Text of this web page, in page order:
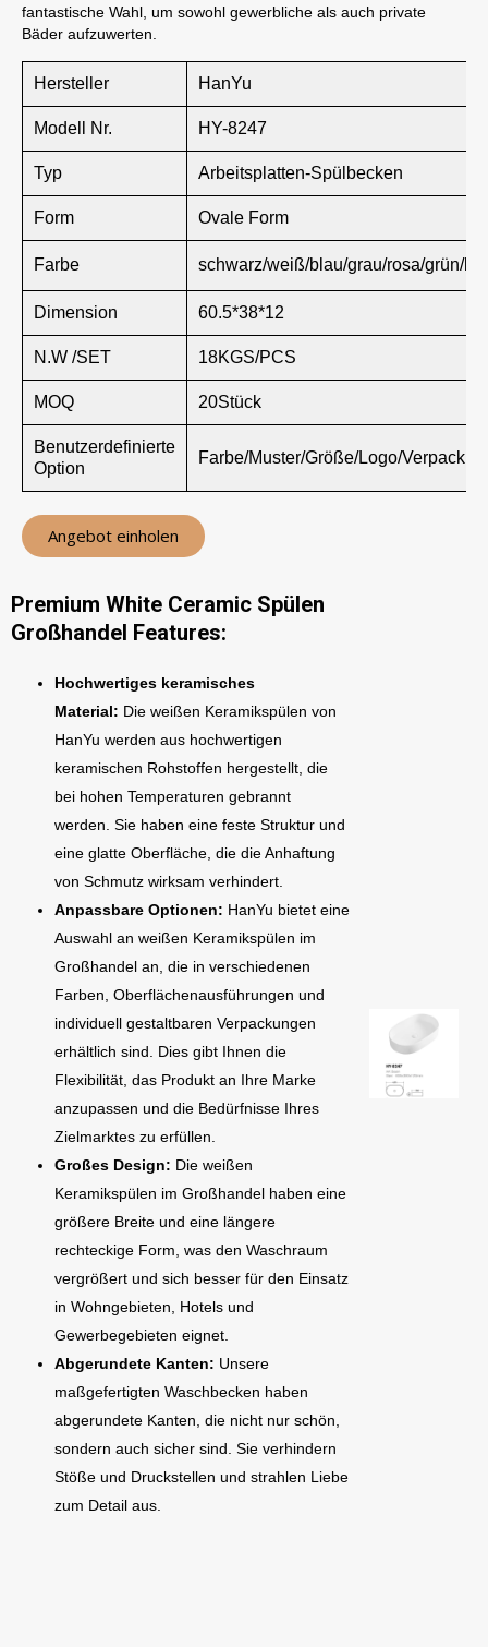
fantastische Wahl, um sowohl gewerbliche als auch private
Bäder aufzuwerten.
Hersteller HanYu
Modell Nr. HY-8247
Typ Arbeitsplatten-Spülbecken
Form Ovale Form
Farbe schwarz/weiß/blau/grau/rosa/grün/
Dimension 60.5*38*12
N.W /SET 18KGS/PCS
MOQ 20Stück
Benutzerdefinierte
Option
Farbe/Muster/Größe/Logo/
Angebot einholen
Premium White Ceramic Spülen
Großhandel Features:
Hochwertiges keramisches
Material: Die weißen Keramikspülen von
HanYu werden aus hochwertigen
keramischen Rohstoffen hergestellt, die
bei hohen Temperaturen gebrannt
werden. Sie haben eine feste Struktur und
eine glatte Oberfläche, die die Anhaftung
von Schmutz wirksam verhindert.
Anpassbare Optionen: HanYu bietet eine
Auswahl an weißen Keramikspülen im
Großhandel an, die in verschiedenen
Farben, Oberflächenausführungen und
individuell gestaltbaren Verpackungen
erhältlich sind. Dies gibt Ihnen die
Flexibilität, das Produkt an Ihre Marke
anzupassen und die Bedürfnisse Ihres
Zielmarktes zu erfüllen.
Großes Design: Die weißen
Keramikspülen im Großhandel haben eine
größere Breite und eine längere
rechteckige Form, was den Waschraum
vergrößert und sich besser für den Einsatz
in Wohngebieten, Hotels und
Gewerbegebieten eignet.
Abgerundete Kanten: Unsere
maßgefertigten Waschbecken haben
abgerundete Kanten, die nicht nur schön,
sondern auch sicher sind. Sie verhindern
Stöße und Druckstellen und strahlen Liebe
zum Detail aus.